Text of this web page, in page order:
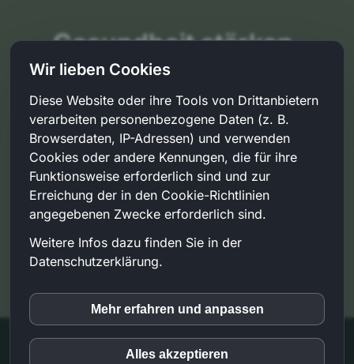
Gesundheit stärken,
Ressourcen nutzen
Gesundheit ist mehr als die Abwesenheit von Krankheit
– sie ist ein Prozess bewusster Entscheidungen. In der
Gesundheitsbegleitung unterstütze ich Sie dabei, Ihre
eigenen Ressourcen zu erkennen und gezielt
einzusetzen, um nachhaltige Veränderungen zu
ermöglichen.Nehmen Sie Ihre Gesundheit in die Hand.
Kontakt aufnehmen
© 2026 LighthousePoint GmbH -Impressum
Wir lieben Cookies
Diese Website oder ihre Tools von Drittanbietern
verarbeiten personenbezogene Daten (z. B.
Browserdaten, IP-Adressen) und verwenden
Cookies oder andere Kennungen, die für ihre
Funktionsweise erforderlich sind und zur
Erreichung der in den Cookie-Richtlinien
angegebenen Zwecke erforderlich sind.
Weitere Infos dazu finden Sie in der
Datenschutzerklärung.
inCMS
Mehr erfahren und anpassen
Alles akzeptieren